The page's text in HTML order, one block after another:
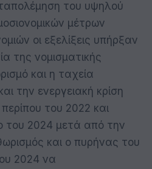
του υψηλού
μέτρων
οι εξελίξεις υπήρξαν
της νομισματικής
και η ταχεία
την ενεργειακή κρίση
του 2022 και
του 2024 μετά από την
και ο πυρήνας του
2024 να